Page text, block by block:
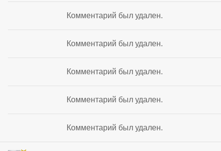
Комментарий был удален.
Комментарий был удален.
Комментарий был удален.
Комментарий был удален.
Комментарий был удален.